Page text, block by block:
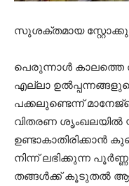
സുശക്തമായ
പെരുന്നാൾ കാലത്തെ
എല്ലാ
പക്കലുണ്ടെന്ന്
വിതരണ ശൃംഖലയിൽ
ഉണ്ടാകാതിരിക്കാൻ
നിന്ന് ലഭിക്കുന്ന
തങ്ങൾക്ക് കൂടുതൽ